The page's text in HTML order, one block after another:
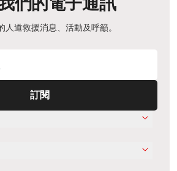
人道救援消息、活動及呼籲。
訂閱